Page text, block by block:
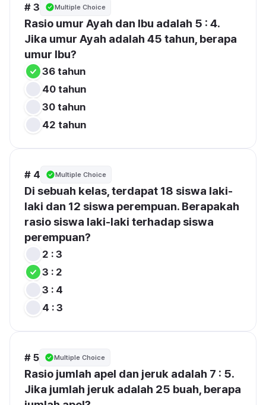
# 3 Multiple Choice
Rasio umur Ayah dan Ibu adalah 5 : 4.
Jika umur Ayah adalah 45 tahun, berapa
umur Ibu?
36 tahun
40 tahun
30 tahun
42 tahun
# 4 Multiple Choice
Di sebuah kelas, terdapat 18 siswa laki-
laki dan 12 siswa perempuan. Berapakah
rasio siswa laki-laki terhadap siswa
perempuan?
2 : 3
3 : 2
3 : 4
4 : 3
# 5 Multiple Choice
Rasio jumlah apel dan jeruk adalah 7 : 5.
Jika jumlah jeruk adalah 25 buah, berapa